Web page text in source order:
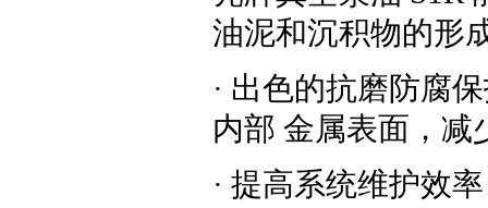
油泥和沉积物的形
· 出色的抗磨防腐
内部 金属表面，减
· 提高系统维护效